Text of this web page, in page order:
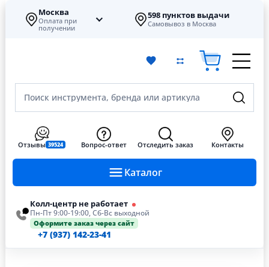
Москва
Оплата при
получении
598 пунктов выдачи
Самовывоз в Москва
Поиск инструмента, бренда или артикула
Каталог
Отзывы 39524 Вопрос-ответ Отследить заказ Контакты
Колл-центр не работает
Пн-Пт 9:00-19:00, Сб-Вс выходной
Оформите заказ через сайт
+7 (937) 142-23-41